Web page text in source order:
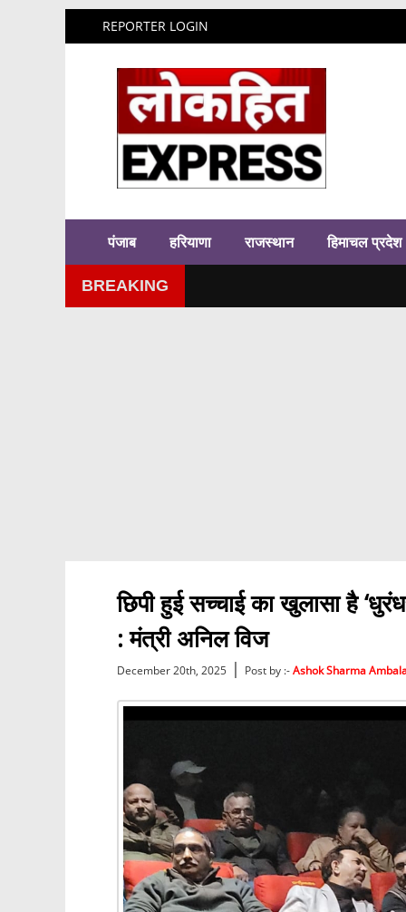
REPORTER LOGIN
पंजाब हरियाणा राजस्थान हिमाचल प्रदेश
BREAKING
छिपी हुई सच्चाई का खुलासा है
: मंत्री अनिल विज
December 20th, 2025 | Post by :-Ashok Sharma